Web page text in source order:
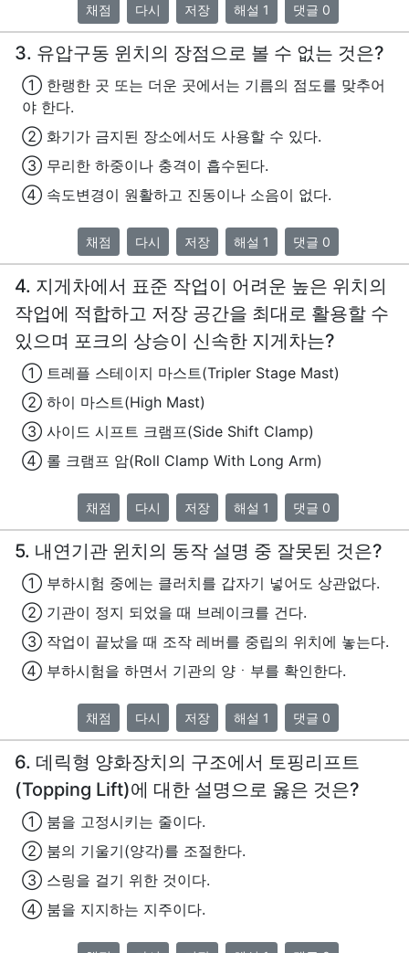
채점 다시 저장 해설 1 댓글 0
3. 유압구동 윈치의 장점으로 볼 수 없는 것은?
① 한랭한 곳 또는 더운 곳에서는 기름의 점도를 맞추어
야 한다.
② 화기가 금지된 장소에서도 사용할 수 있다.
③ 무리한 하중이나 충격이 흡수된다.
④ 속도변경이 원활하고 진동이나 소음이 없다.
채점 다시 저장 해설 1 댓글 0
4. 지게차에서 표준 작업이 어려운 높은 위치의
작업에 적합하고 저장 공간을 최대로 활용할 수
있으며 포크의 상승이 신속한 지게차는?
① 트레플 스테이지 마스트(Tripler Stage Mast)
② 하이 마스트(High Mast)
③ 사이드 시프트 크램프(Side Shift Clamp)
④ 롤 크램프 암(Roll Clamp With Long Arm)
채점 다시 저장 해설 1 댓글 0
5. 내연기관 윈치의 동작 설명 중 잘못된 것은?
① 부하시험 중에는 클러치를 갑자기 넣어도 상관없다.
② 기관이 정지 되었을 때 브레이크를 건다.
③ 작업이 끝났을 때 조작 레버를 중립의 위치에 놓는다.
④ 부하시험을 하면서 기관의 양ㆍ부를 확인한다.
채점 다시 저장 해설 1 댓글 0
6. 데릭형 양화장치의 구조에서 토핑리프트
(Topping Lift)에 대한 설명으로 옳은 것은?
① 붐을 고정시키는 줄이다.
② 붐의 기울기(양각)를 조절한다.
③ 스링을 걸기 위한 것이다.
④ 붐을 지지하는 지주이다.